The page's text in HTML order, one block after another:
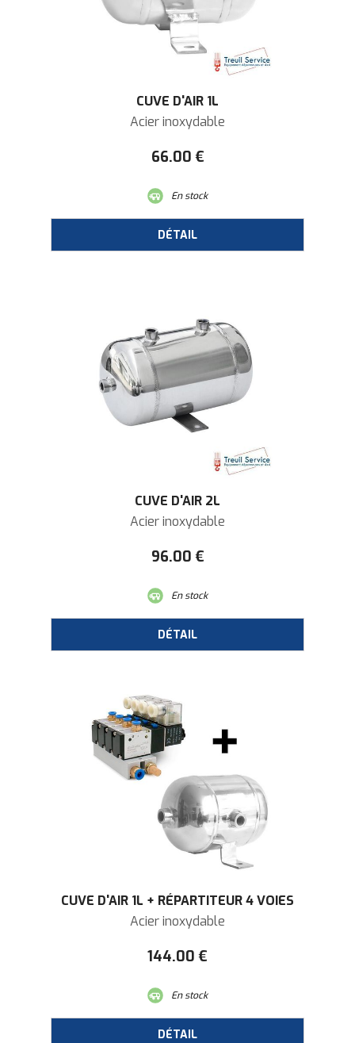
CUVE D'AIR 1L
Acier inoxydable
66.00 €
En stock
CUVE D'AIR 2L
Acier inoxydable
96.00 €
En stock
CUVE D'AIR 1L + RÉPARTITEUR 4 VOIES
Acier inoxydable
144.00 €
En stock